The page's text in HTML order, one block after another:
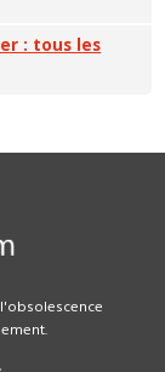
: tous les